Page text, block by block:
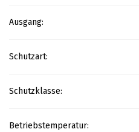
Ausgang:
Schutzart:
Schutzklasse:
Betriebstemperatur: